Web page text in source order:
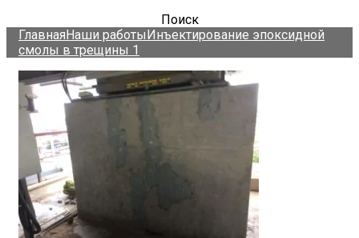
Поиск
ГлавнаяНаши работыИнъектирование эпоксидной
смолы в трещины 1